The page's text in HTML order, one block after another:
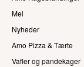
Mel
Nyheder
Amo Pizza & Tærte
Vafler og pandekager